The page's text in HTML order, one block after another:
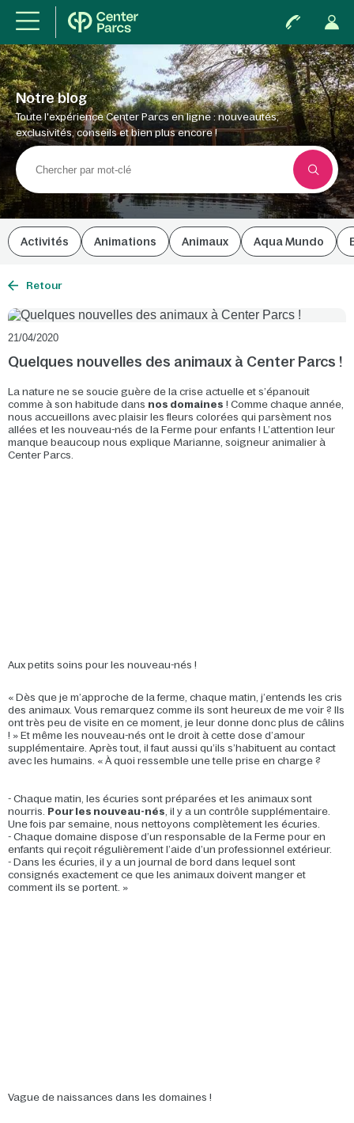
Notre blog
Toute l'expérience Center Parcs en ligne : nouveautés,
exclusivités, conseils et bien plus encore !
Activités Animations Animaux Aqua Mundo
Retour
21/04/2020
Quelques nouvelles des animaux à Center Parcs !
La nature ne se soucie guère de la crise actuelle et s’épanouit
comme à son habitude dans nos domaines ! Comme chaque année,
nous accueillons avec plaisir les fleurs colorées qui parsèment nos
allées et les nouveau-nés de la Ferme pour enfants ! L’attention leur
manque beaucoup nous explique Marianne, soigneur animalier à
Center Parcs.
Aux petits soins pour les nouveau-nés !
« Dès que je m’approche de la ferme, chaque matin, j’entends les cris
des animaux. Vous remarquez comme ils sont heureux de me voir ? Ils
ont très peu de visite en ce moment, je leur donne donc plus de câlins
! » Et même les nouveau-nés ont le droit à cette dose d’amour
supplémentaire. Après tout, il faut aussi qu’ils s’habituent au contact
avec les humains. « À quoi ressemble une telle prise en charge ?
- Chaque matin, les écuries sont préparées et les animaux sont
nourris. Pour les nouveau-nés, il y a un contrôle supplémentaire.
Une fois par semaine, nous nettoyons complètement les écuries.
- Chaque domaine dispose d’un responsable de la Ferme pour en
enfants qui reçoit régulièrement l’aide d’un professionnel extérieur.
- Dans les écuries, il y a un journal de bord dans lequel sont
consignés exactement ce que les animaux doivent manger et
comment ils se portent. »
Vague de naissances dans les domaines !